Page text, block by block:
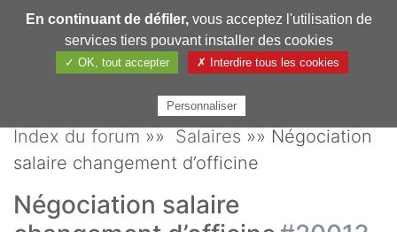
Pharmechange
Index du forum »» Salaires »» Négociation
salaire changement d’officine
Négociation salaire
En continuant de défiler,vous acceptez l'utilisation de
services tiers pouvant installer des cookies
✓ OK, tout accepter ✗ Interdire tous les cookies
Personnaliser